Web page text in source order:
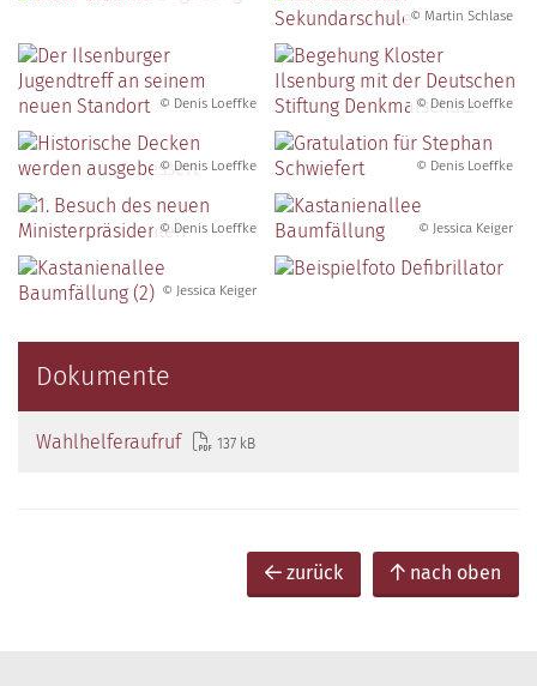
© Martin Schlase
© Denis Loeffke © Denis Loeffke
© Denis Loeffke © Denis Loeffke
© Denis Loeffke © Jessica Keiger
© Jessica Keiger
Dokumente
Wahlhelferaufruf 137 kB
zurück nach oben